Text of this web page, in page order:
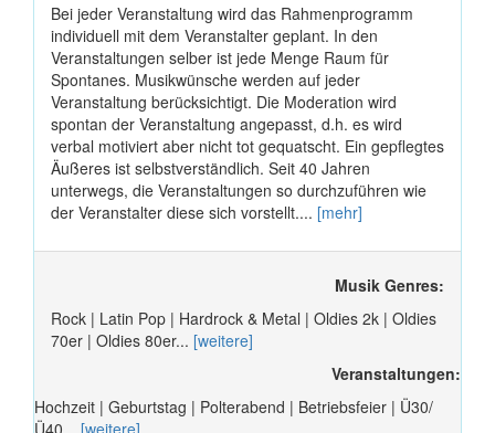
Bei jeder Veranstaltung wird das Rahmenprogramm
individuell mit dem Veranstalter geplant. In den
Veranstaltungen selber ist jede Menge Raum für
Spontanes. Musikwünsche werden auf jeder
Veranstaltung berücksichtigt. Die Moderation wird
spontan der Veranstaltung angepasst, d.h. es wird
verbal motiviert aber nicht tot gequatscht. Ein gepflegtes
Äußeres ist selbstverständlich. Seit 40 Jahren
unterwegs, die Veranstaltungen so durchzuführen wie
der Veranstalter diese sich vorstellt.... [mehr]
Musik Genres:
Rock | Latin Pop | Hardrock & Metal | Oldies 2k | Oldies
70er | Oldies 80er... [weitere]
Veranstaltungen:
Hochzeit | Geburtstag | Polterabend | Betriebsfeier | Ü30/
Ü40... [weitere]